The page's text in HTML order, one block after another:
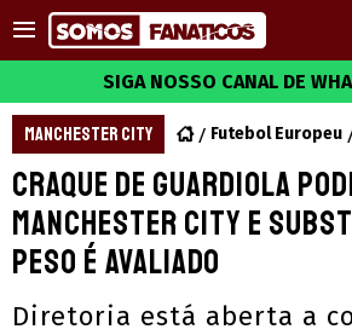
SIGA NOSSO CANAL DE
MANCHESTER CITY Futebol Europeu
Craque de Guardiola
Manchester City e
peso é avaliado
Diretoria está aberta a